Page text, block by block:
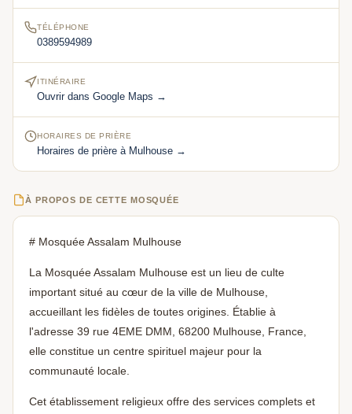
TÉLÉPHONE
0389594989
ITINÉRAIRE
Ouvrir dans Google Maps →
HORAIRES DE PRIÈRE
Horaires de prière à Mulhouse →
À PROPOS DE CETTE MOSQUÉE
# Mosquée Assalam Mulhouse
La Mosquée Assalam Mulhouse est un lieu de culte
important situé au cœur de la ville de Mulhouse,
accueillant les fidèles de toutes origines. Établie à
l'adresse 39 rue 4EME DMM, 68200 Mulhouse, France,
elle constitue un centre spirituel majeur pour la
communauté locale.
Cet établissement religieux offre des services complets et